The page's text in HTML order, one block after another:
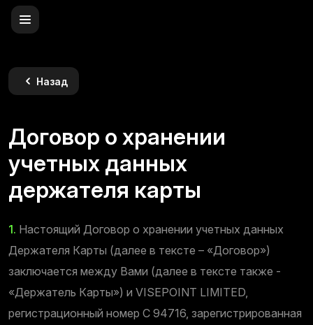
Назад
Договор о хранении
учетных данных
держателя карты
1. Настоящий Договор о хранении учетных данных
Держателя Карты (далее в тексте – «Договор»)
заключается между Вами (далее в тексте также -
«Держатель Карты») и VISEPOINT LIMITED,
регистрационный номер C 94716, зарегистрированная